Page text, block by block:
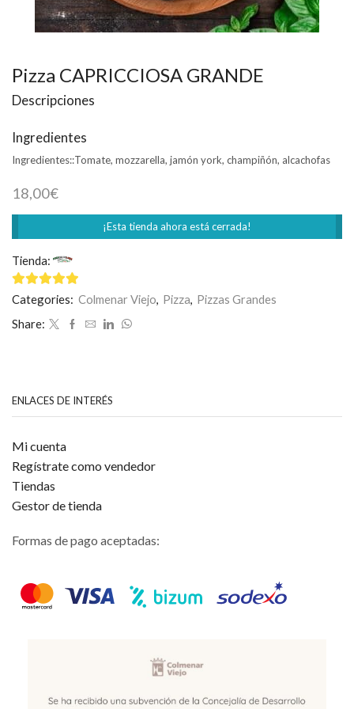
Pizza CAPRICCIOSA GRANDE
Descripciones
Ingredientes
Ingredientes::Tomate, mozzarella, jamón york, champiñón, alcachofas
18,00€
¡Esta tienda ahora está cerrada!
Tienda:
4.75de 5
Categories: Colmenar Viejo, Pizza, Pizzas Grandes
Share:
ENLACES DE INTERÉS
Mi cuenta
Regístrate como vendedor
Tiendas
Gestor de tienda
Formas de pago aceptadas: